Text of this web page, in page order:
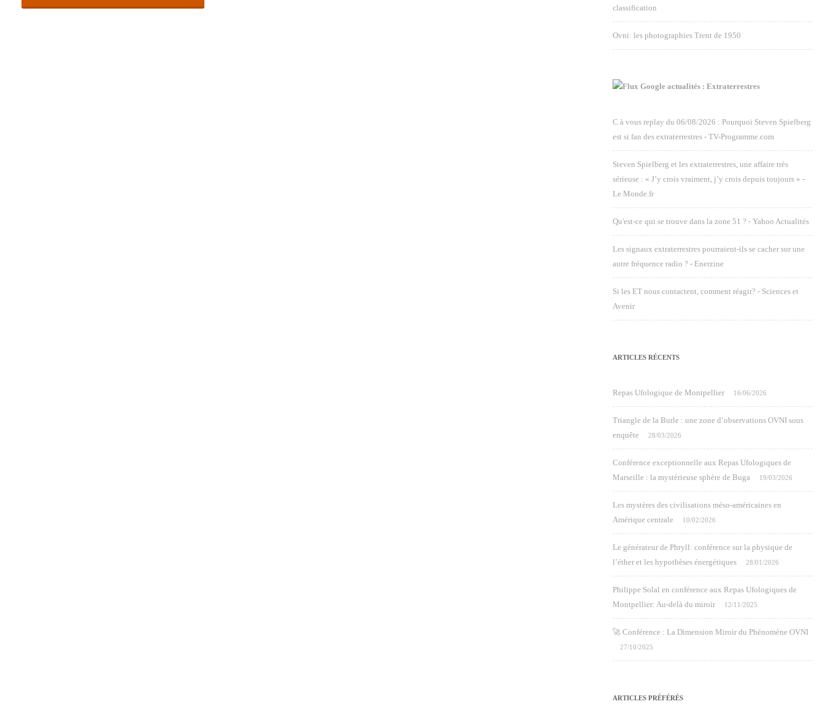
classification
Ovni: les photographies Trent de 1950
Google actualités : Extraterrestres
C à vous replay du 06/08/2026 : Pourquoi Steven Spielberg
est si fan des extraterrestres - TV-Programme.com
Steven Spielberg et les extraterrestres, une affaire très
sérieuse : « J’y crois vraiment, j’y crois depuis toujours » -
Le Monde.fr
Qu'est-ce qui se trouve dans la zone 51 ? - Yahoo Actualités
Les signaux extraterrestres pourraient-ils se cacher sur une
autre fréquence radio ? - Enerzine
Si les ET nous contactent, comment réagir? - Sciences et
Avenir
ARTICLES RÉCENTS
Repas Ufologique de Montpellier 16/06/2026
Triangle de la Burle : une zone d’observations OVNI sous
enquête
28/03/2026
Conférence exceptionnelle aux Repas Ufologiques de
Marseille : la mystérieuse sphère de Buga
19/03/2026
Les mystères des civilisations méso-américaines en
Amérique centrale
10/02/2026
Le générateur de Phryll: conférence sur la physique de
l’éther et les hypothèses énergétiques
28/01/2026
Philippe Solal en conférence aux Repas Ufologiques de
Montpellier: Au-delà du miroir
12/11/2025
🚀 Conférence : La Dimension Miroir du Phénomène OVNI
27/10/2025
ARTICLES PRÉFÉRÉS